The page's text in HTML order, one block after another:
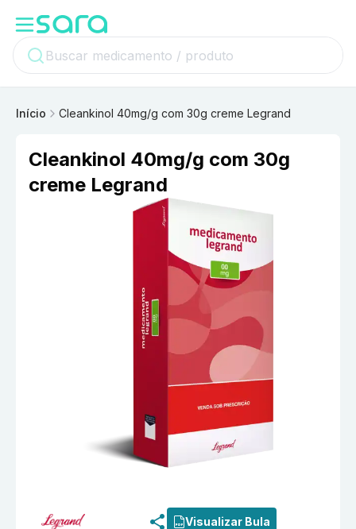
Início Cleankinol 40mg/g com 30g creme Legrand
Cleankinol 40mg/g com 30g
creme Legrand
Visualizar Bula